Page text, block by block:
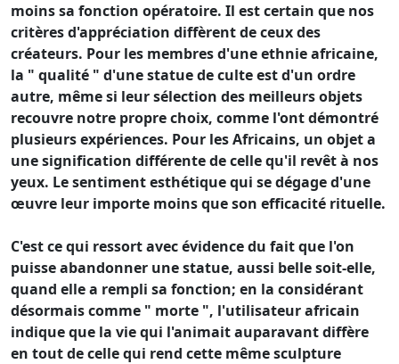
moins sa fonction opératoire. Il est certain que nos
critères d'appréciation diffèrent de ceux des
créateurs. Pour les membres d'une ethnie africaine,
la " qualité " d'une statue de culte est d'un ordre
autre, même si leur sélection des meilleurs objets
recouvre notre propre choix, comme l'ont démontré
plusieurs expériences. Pour les Africains, un objet a
une signification différente de celle qu'il revêt à nos
yeux. Le sentiment esthétique qui se dégage d'une
œuvre leur importe moins que son efficacité rituelle.
C'est ce qui ressort avec évidence du fait que l'on
puisse abandonner une statue, aussi belle soit-elle,
quand elle a rempli sa fonction; en la considérant
désormais comme " morte ", l'utilisateur africain
indique que la vie qui l'animait auparavant diffère
en tout de celle qui rend cette même sculpture